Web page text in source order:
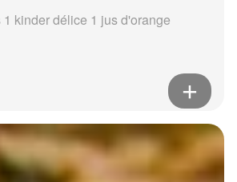
kinder délice 1 jus d'orange